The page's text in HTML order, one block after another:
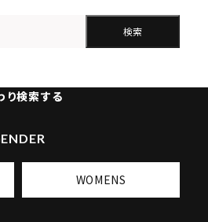
検索
り検索する
WOMENS